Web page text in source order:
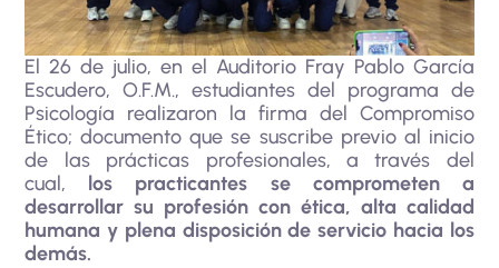
El 26 de julio, en el Auditorio Fray Pablo García
Escudero, O.F.M., estudiantes del programa de
Psicología realizaron la firma del Compromiso
Ético; documento que se suscribe previo al inicio
de las prácticas profesionales, a través del
cual, los practicantes se comprometen a
desarrollar su profesión con ética, alta calidad
humana y plena disposición de servicio hacia los
demás.